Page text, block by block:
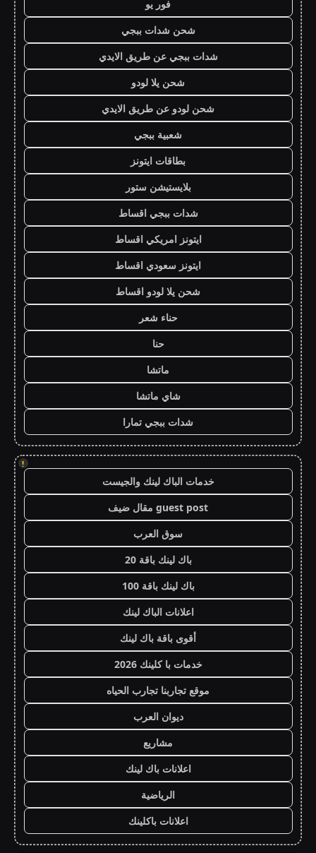
فور يو
شحن شدات ببجي
شدات ببجي عن طريق الايدي
شحن يلا لودو
شحن لودو عن طريق الايدي
شعبية ببجي
بطاقات ايتونز
بلايستيشن ستور
شدات ببجي اقساط
ايتونز امريكي اقساط
ايتونز سعودي اقساط
شحن يلا لودو اقساط
حناء شعر
حنا
ماتشا
شاي ماتشا
شدات ببجي تمارا
!
خدمات الباك لينك والجيست
guest post مقال ضيف
سوق العرب
باك لينك باقة 20
باك لينك باقة 100
اعلانات الباك لينك
أقوى باقة باك لينك
خدمات با كلينك 2026
موقع تجاربنا تجارب الحياه
ديوان العرب
مشاريع
اعلانات باك لينك
الرياضية
اعلانات باكلينك